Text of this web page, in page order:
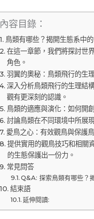
內容目錄：
鳥類有哪些？揭開生態系中
在這一章節，我們將探討世
角色。
羽翼的奧秘：鳥類飛行的生
深入分析鳥類飛行的生理結
觀有更深刻的認識。
鳥類的適應與演化：如何開
討論鳥類在不同環境中所展
愛鳥之心：有效觀鳥與保護
提供實用的觀鳥技巧和相關
的生態保護出一份力。
常見問答
Q&A: 探索鳥類有哪些？
結束語
延伸閱讀: